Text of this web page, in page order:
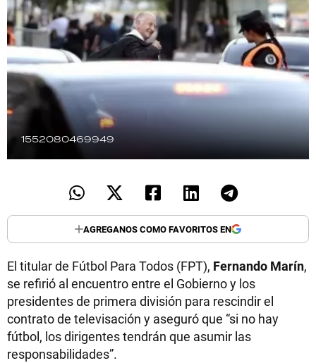
1552080469949
AGREGANOS COMO FAVORITOS EN
El titular de Fútbol Para Todos (FPT), Fernando Marín,
se refirió al encuentro entre el Gobierno y los
presidentes de primera división para rescindir el
contrato de televisación y aseguró que “si no hay
fútbol, los dirigentes tendrán que asumir las
responsabilidades”.
PALABRAS
HORÓSCOPO
Seguinos